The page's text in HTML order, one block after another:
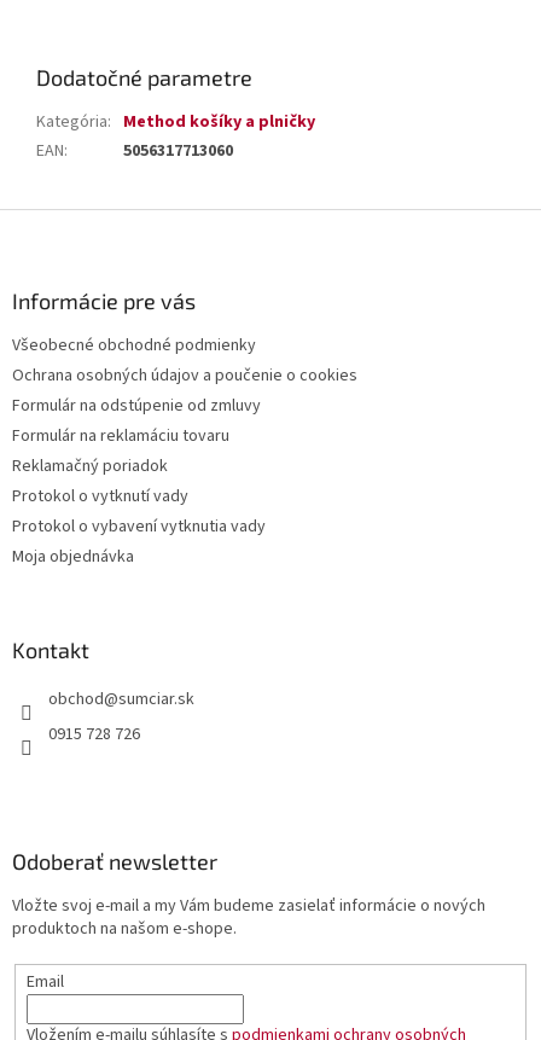
Dodatočné parametre
Kategória: Method košíky a plničky
EAN: 5056317713060
Informácie pre vás
Všeobecné obchodné podmienky
Ochrana osobných údajov a poučenie o cookies
Formulár na odstúpenie od zmluvy
Formulár na reklamáciu tovaru
Reklamačný poriadok
Protokol o vytknutí vady
Protokol o vybavení vytknutia vady
Moja objednávka
Kontakt
obchod@sumciar.sk
0915 728 726
Odoberať newsletter
Vložte svoj e-mail a my Vám budeme zasielať informácie o nových
produktoch na našom e-shope.
Email
Vložením e-mailu súhlasíte s podmienkami ochrany osobných